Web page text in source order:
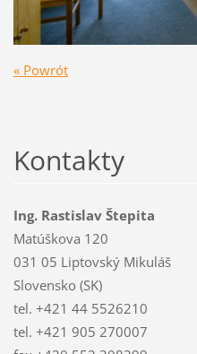
« Powrót
Kontakty
Ing. Rastislav Štepita
Matúškova 120
031 05 Liptovský Mikuláš
Slovensko (SK)
tel. +421 44 5526210
tel. +421 905 270007